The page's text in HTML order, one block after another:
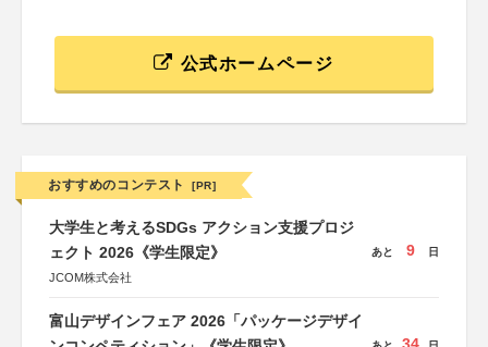
公式ホームページ
おすすめのコンテスト [PR]
大学生と考えるSDGs アクション支援プロジ
ェクト 2026《学生限定》
JCOM株式会社
あと 9 日
富山デザインフェア 2026「パッケージデザイ